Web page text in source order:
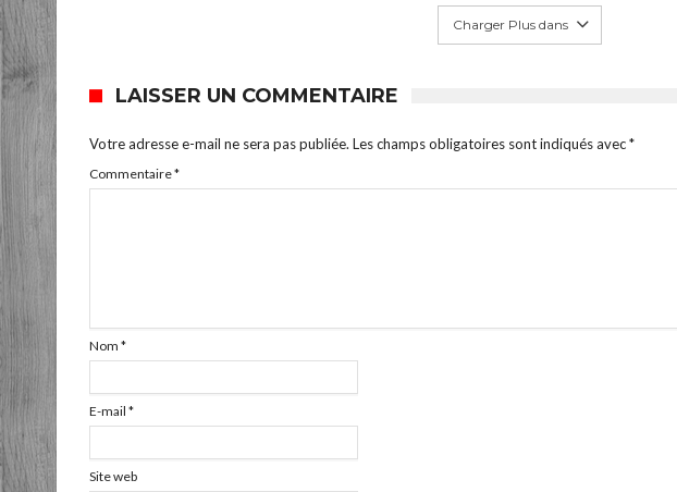
Charger Plus dans
LAISSER UN COMMENTAIRE
Votre adresse e-mail ne sera pas publiée. Les champs obligatoires sont indiqués avec*
Commentaire*
Nom *
E-mail *
Site web